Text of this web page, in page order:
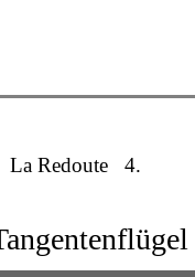
Redoute 4.